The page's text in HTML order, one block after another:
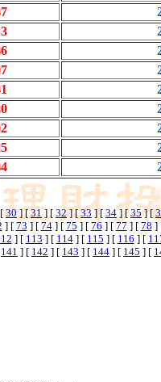
[30] [31] [ 32] [33 ] [ 34] [35] [
] [ 73 ] [ 74] [ 75 ] [ 76 ] [ 77 ] [ 78 ]
] [ 113 ] [ 114] [ 115 ] [ 116 ] [
141 ] [ 142 ] [ 143 ] [ 144 ] [ 145 ] [